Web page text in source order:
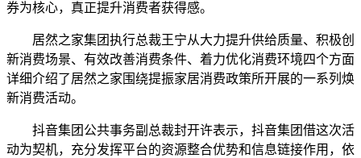
券为核心，真正提升消费者获得感。
居然之家集团执行总裁王宁从大力提升供给质量、积极创
新消费场景、有效改善消费条件、着力优化消费环境四个方面
详细介绍了居然之家围绕提振家居消费政策所开展的一系列焕
新消费活动。
抖音集团公共事务副总裁封开许表示，抖音集团借这次活
动为契机，充分发挥平台的资源整合优势和信息链接作用，依